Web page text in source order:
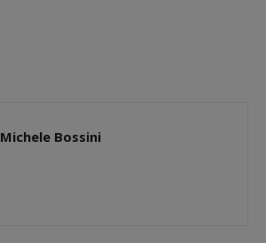
Michele Bossini